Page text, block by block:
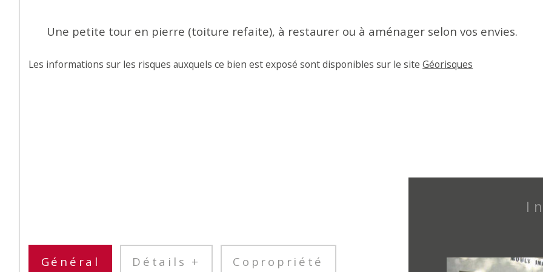
Une petite tour en pierre (toiture refaite), à restaurer ou à aménager selon vos envies.
Les informations sur les risques auxquels ce bien est exposé sont disponibles sur le site Géorisques
Général Détails + Copropriété